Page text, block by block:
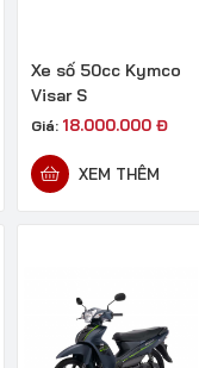
Xe số 50cc Kymco
Visar S
Giá: 18.000.000 Đ
XEM THÊM